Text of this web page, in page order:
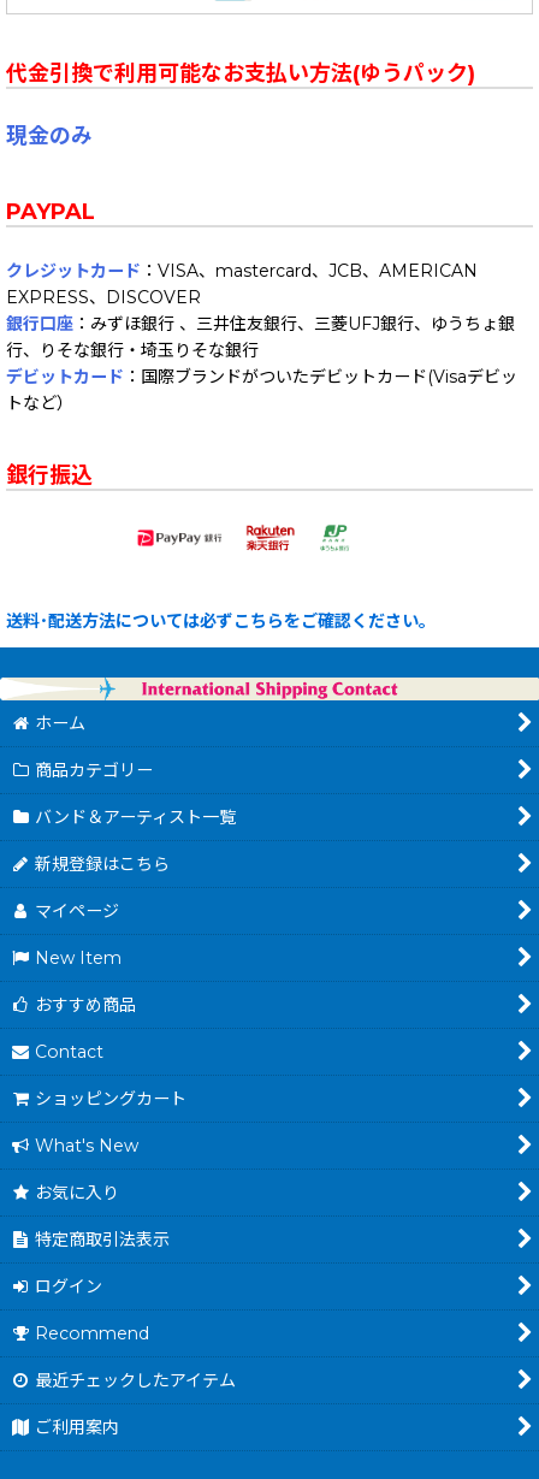
代金引換で利用可能なお支払い方法(ゆうパック)
現金のみ
PAYPAL
クレジットカード ：VISA、mastercard、JCB、AMERICAN
EXPRESS、DISCOVER
銀行口座 ：みずほ銀行 、三井住友銀行、三菱UFJ銀行、ゆうちょ銀
行、りそな銀行・埼玉りそな銀行
デビットカード ：国際ブランドがついたデビットカード(Visaデビッ
トなど）
銀行振込
送料･配送方法については必ずこちらをご確認ください。
ホーム
商品カテゴリー
バンド＆アーティスト一覧
新規登録はこちら
マイページ
New Item
おすすめ商品
Contact
ショッピングカート
What's New
お気に入り
特定商取引法表示
ログイン
Recommend
最近チェックしたアイテム
ご利用案内